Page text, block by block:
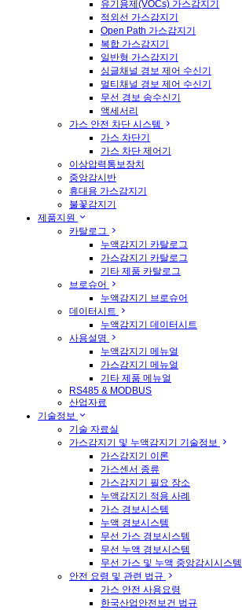
유기용제(VOCs) 가스감지기
적외선 가스감지기
Open Path 가스감지기
복합 가스감지기
일반형 가스감지기
싱글채널 경보 제어 수신기
멀티채널 경보 제어 수신기
무선 경보 송수신기
액세서리
가스 안전 차단 시스템
가스 차단기
가스 차단 제어기
이상압력통보장치
중앙감시반
휴대용 가스감지기
불꽃감지기
제품지원
카탈로그
누액감지기 카탈로그
가스감지기 카탈로그
기타 제품 카탈로그
브로슈어
누액감지기 브로슈어
데이터시트
누액감지기 데이터시트
사용설명
누액감지기 메뉴얼
가스감지기 메뉴얼
기타 제품 메뉴얼
RS485 & MODBUS
산업자료
기술정보
기술 자료실
가스감지기 및 누액감지기 기술정보
가스감지기 이론
가스센서 종류
가스감지기 필요 장소
누액감지기 적용 사례
가스 경보시스템
누액 경보시스템
무선 가스 경보시스템
무선 누액 경보시스템
무선 가스 및 누액 중앙감시시스템
안전 요령 및 관련 법규
가스 안전 사용요령
한국산업안전보건 법규